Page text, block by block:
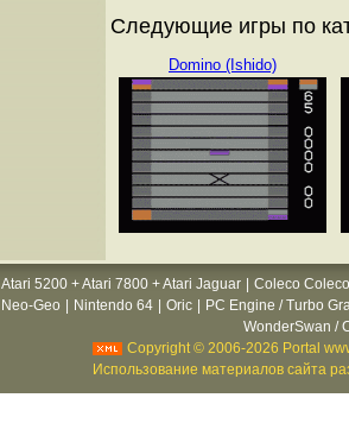
Следующие игры по
Domino (Ishido)
Atari 5200 + Atari 7800 + Atari Jaguar
Coleco
Neo-Geo Nintendo 64 Oric
PC Engine / Turbo
WonderSwan /
Copyright © 2006-2026 Portal
Использование материалов сайта